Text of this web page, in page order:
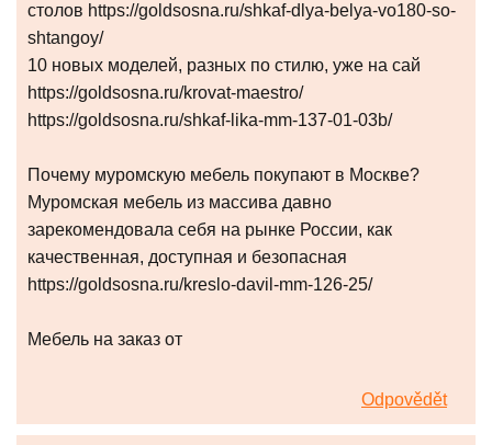
столов https://goldsosna.ru/shkaf-dlya-belya-vo180-so-
shtangoy/
10 новых моделей, разных по стилю, уже на сай
https://goldsosna.ru/krovat-maestro/
https://goldsosna.ru/shkaf-lika-mm-137-01-03b/
Почему муромскую мебель покупают в Москве?
Муромская мебель из массива давно
зарекомендовала себя на рынке России, как
качественная, доступная и безопасная
https://goldsosna.ru/kreslo-davil-mm-126-25/
Мебель на заказ от
Odpovědět